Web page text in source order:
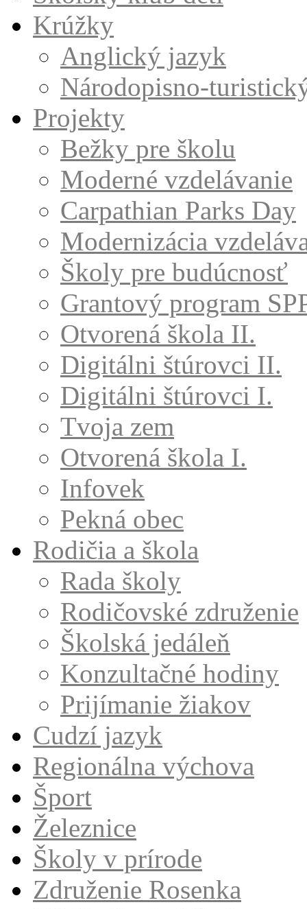
Krúžky
Anglický jazyk
Národopisno-
Projekty
Bežky pre školu
Moderné vzdelávanie
Carpathian Parks Day
Modernizácia
Školy pre budúcnosť
Grantový program
Otvorená škola II.
Digitálni štúrovci II.
Digitálni štúrovci I.
Tvoja zem
Otvorená škola I.
Infovek
Pekná obec
Rodičia a škola
Rada školy
Rodičovské združenie
Školská jedáleň
Konzultačné hodiny
Prijímanie žiakov
Cudzí jazyk
Regionálna výchova
Šport
Železnice
Školy v prírode
Združenie Rosenka